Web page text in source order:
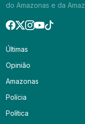
do Amazonas e da
Últimas
Opinião
Amazonas
Polícia
Política